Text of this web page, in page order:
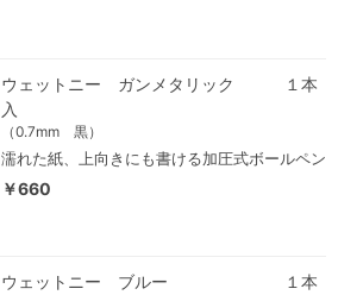
ウェットニー ガンメタリック １本
入
（0.7mm 黒）
濡れた紙、上向きにも書ける加圧式ボールペン
￥660
ウェットニー ブルー １本